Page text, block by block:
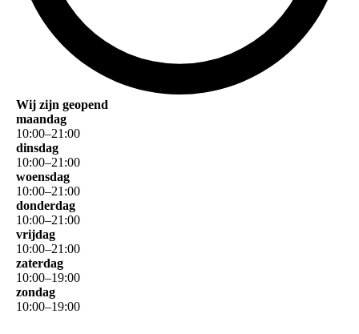
Wij zijn geopend
maandag
10:00–21 :00
dinsdag
10:00–21 :00
woensdag
10:00–21 :00
donderdag
10:00–21 :00
vrijdag
10:00–21 :00
zaterdag
10:00–19:00
zondag
10:00–19:00